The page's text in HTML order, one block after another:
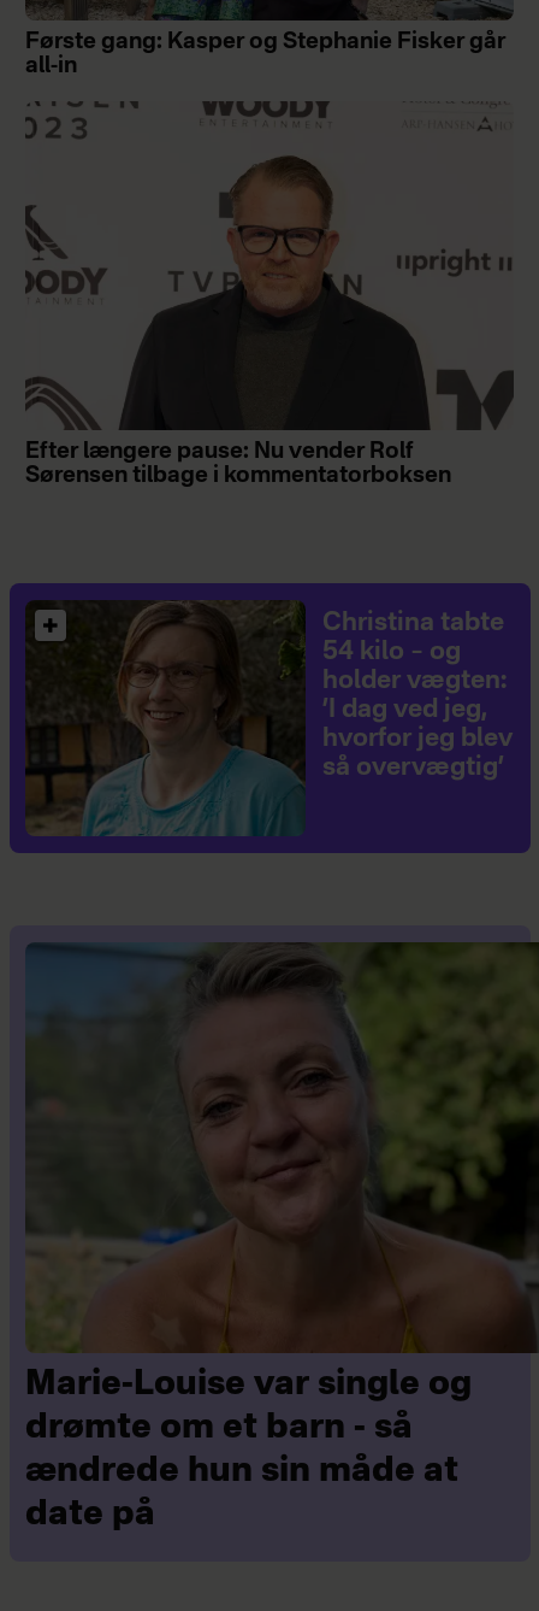
Første gang: Kasper og Stephanie Fisker går
all-in
Efter længere pause: Nu vender Rolf
Sørensen tilbage i kommentatorboksen
Christina tabte
54 kilo – og
holder vægten:
’I dag ved jeg,
hvorfor jeg blev
så overvægtig’
Marie-Louise var single og
drømte om et barn - så
ændrede hun sin måde at
date på